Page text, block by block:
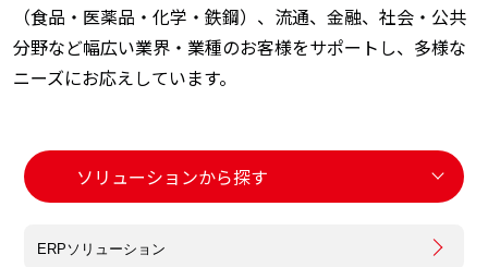
（食品・医薬品・化学・鉄鋼）、流通、金融、社会・公共
分野など幅広い業界・業種のお客様をサポートし、多様な
ニーズにお応えしています。
ERPソリューション